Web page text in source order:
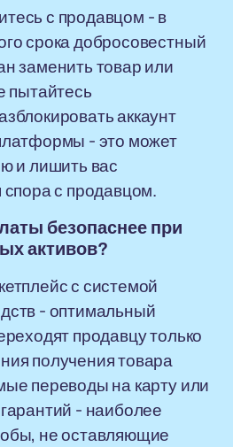
с продавцом - в
срока добросовестный
заменить товар или
пытайтесь
аккаунт
- это может
и лишить вас
спора с продавцом.
безопаснее при
активов?
с системой
- оптимальный
продавцу только
получения товара
переводы на карту или
- наиболее
не оставляющие